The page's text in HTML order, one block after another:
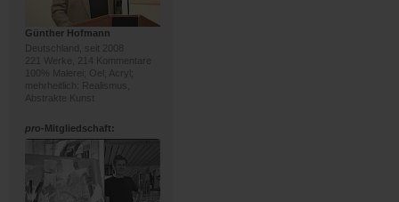
Günther Hofmann
Deutschland, seit 2008
221 Werke, 214 Kommentare
100% Malerei; Oel, Acryl;
mehrheitlich: Realismus,
Abstrakte Kunst
pro-Mitgliedschaft: